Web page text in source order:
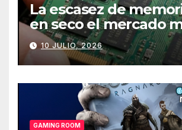
La escasez de
en seco el mercado
de PCs
10 JULIO, 2026
GAMING ROOM